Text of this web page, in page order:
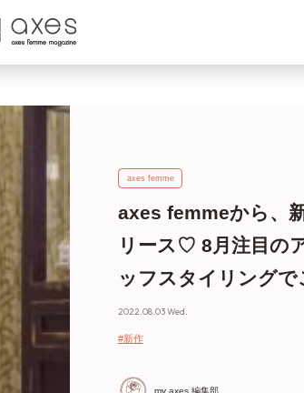
axes femme
axes femmeから、
リース♡ 8月注目の
ッフスタイリングで
2022.08.03 Wed.
#新作
my axes 編集部